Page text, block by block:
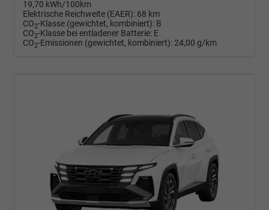
19,70 kWh/100km
Elektrische Reichweite (EAER): 68 km
CO2-Klasse (gewichtet, kombiniert): B
CO2-Klasse bei entladener Batterie: E
CO2-Emissionen (gewichtet, kombiniert): 24,00 g/km